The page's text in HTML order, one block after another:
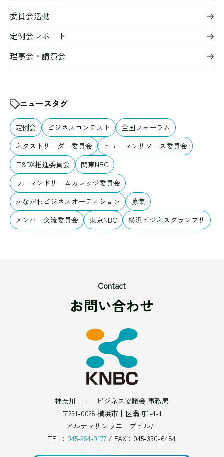
委員会活動
定例会レポート
理事会・講演会
ニュースタグ
定例会 ビジネスコンテスト
全国フォーラム
ネクストリーダー委員会
ヒューマンリソース委員会
IT&DX推進委員会
関東NBC
ウーマンドリームカレッジ委員会
かながわビジネスオーディション
募集
メンバー交流委員会
東京NBC 横浜ビジネスグランプリ
Contact
お問い合わせ
神奈川ニュービジネス協議会 事務局
〒231-0028 横浜市中区翁町1-4-1
アルテマリンウエーブビル7F
TEL： 045-264-9177 / FAX：045-330-6484